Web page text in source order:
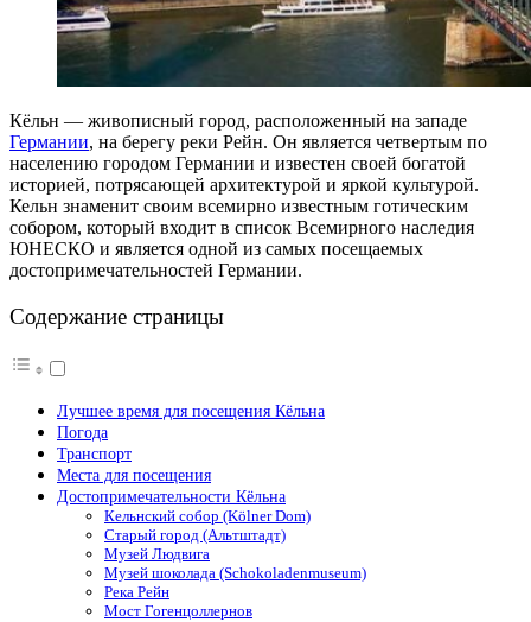
Кёльн — живописный город, расположенный на западе
Германии, на берегу реки Рейн. Он является четвертым по
населению городом Германии и известен своей богатой
историей, потрясающей архитектурой и яркой культурой.
Кельн знаменит своим всемирно известным готическим
собором, который входит в список Всемирного наследия
ЮНЕСКО и является одной из самых посещаемых
достопримечательностей Германии.
Содержание страницы
Лучшее время для посещения Кёльна
Погода
Транспорт
Места для посещения
Достопримечательности Кёльна
Кельнский собор (Kölner Dom)
Старый город (Альтштадт)
Музей Людвига
Музей шоколада (Schokoladenmuseum)
Река Рейн
Мост Гогенцоллернов